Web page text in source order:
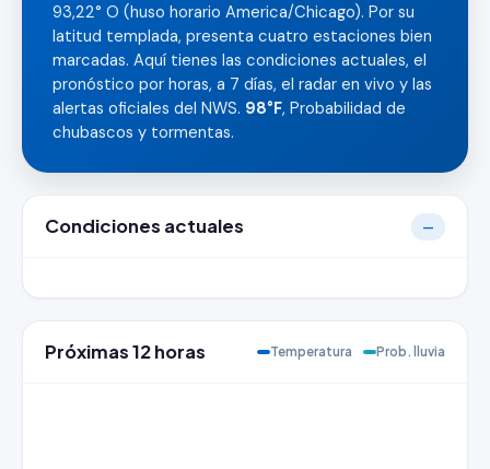
93,22° O (huso horario America/Chicago). Por su
latitud templada, presenta cuatro estaciones bien
marcadas. Aquí tienes las condiciones actuales, el
pronóstico por horas, a 7 días, el radar en vivo y las
alertas oficiales del NWS. 98°F, Probabilidad de
chubascos y tormentas.
Condiciones actuales —
Próximas 12 horas Temperatura Prob. lluvia